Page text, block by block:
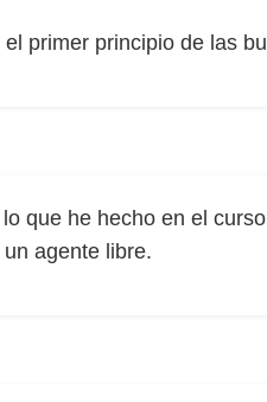
primer principio de las
lo que he hecho en el
agente libre.